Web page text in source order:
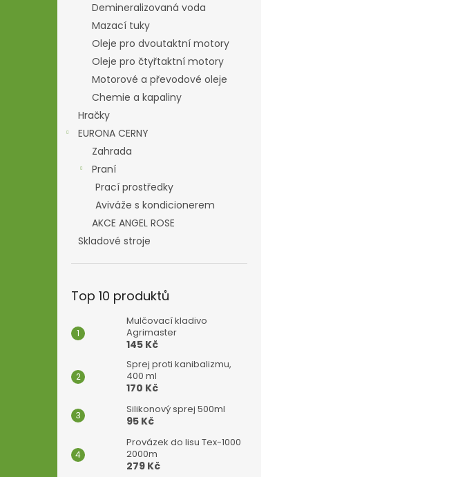
Demineralizovaná voda
Mazací tuky
Oleje pro dvoutaktní motory
Oleje pro čtyřtaktní motory
Motorové a převodové oleje
Chemie a kapaliny
Hračky
EURONA CERNY
Zahrada
Praní
Prací prostředky
Aviváže s kondicionerem
AKCE ANGEL ROSE
Skladové stroje
Top 10 produktů
Mulčovací kladivo
Agrimaster
145 Kč
Sprej proti kanibalizmu,
400 ml
170 Kč
Silikonový sprej 500ml
95 Kč
Provázek do lisu Tex-1000
2000m
279 Kč